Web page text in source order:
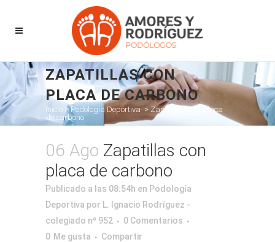
ZAPATILLAS CON
PLACA DE CARBONO
Inicio >Podología Deportiva > Zapatillas con placa
de carbono
06 Ago Zapatillas con
placa de carbono
Publicado a las 08:54h en Podología
Deportiva por L. Ignacio Rodríguez -
colegiado nº 952
0 Comentarios
0 Me gusta Compartir